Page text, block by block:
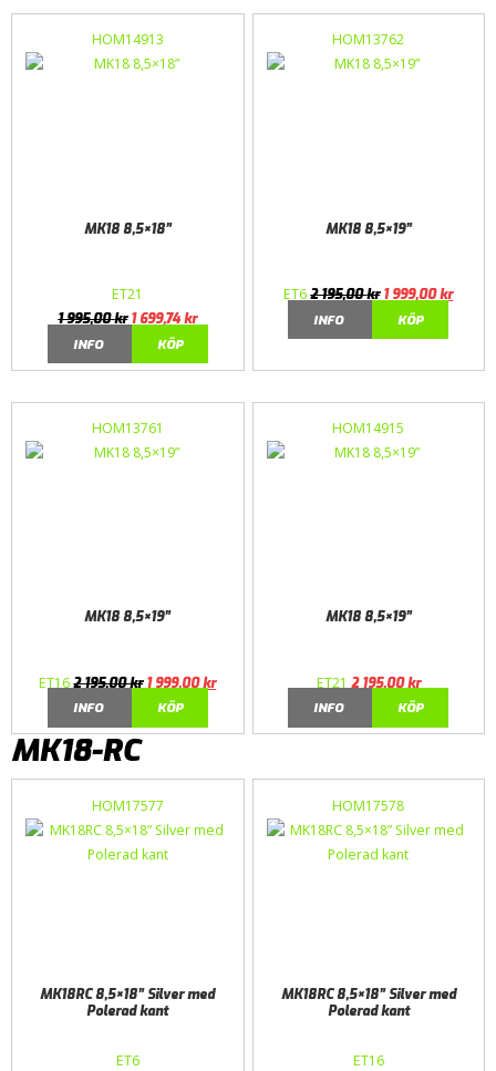
HOM14913
MK18 8,5×18”
ET21
1 995,00kr 1 699,74kr
INFO
KÖP
HOM13762
MK18 8,5×19”
ET6 2 195,00kr 1 999,00kr
INFO
KÖP
HOM13761
MK18 8,5×19”
ET16 2 195,00kr 1 999,00kr
INFO
KÖP
HOM14915
MK18 8,5×19”
ET21 2 195,00kr
INFO
KÖP
MK18-RC
HOM17577
MK18RC 8,5×18” Silver med
Polerad kant
ET6
HOM17578
MK18RC 8,5×18” Silver med
Polerad kant
ET16